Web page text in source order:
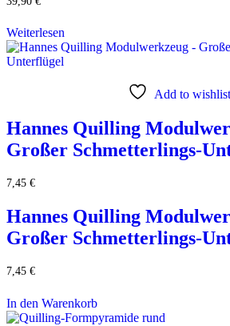
Weiterlesen
Add to wishlist
Hannes Quilling
Großer Schmetterlings-
7,45 €
Hannes Quilling
Großer Schmetterlings-
7,45 €
In den Warenkorb